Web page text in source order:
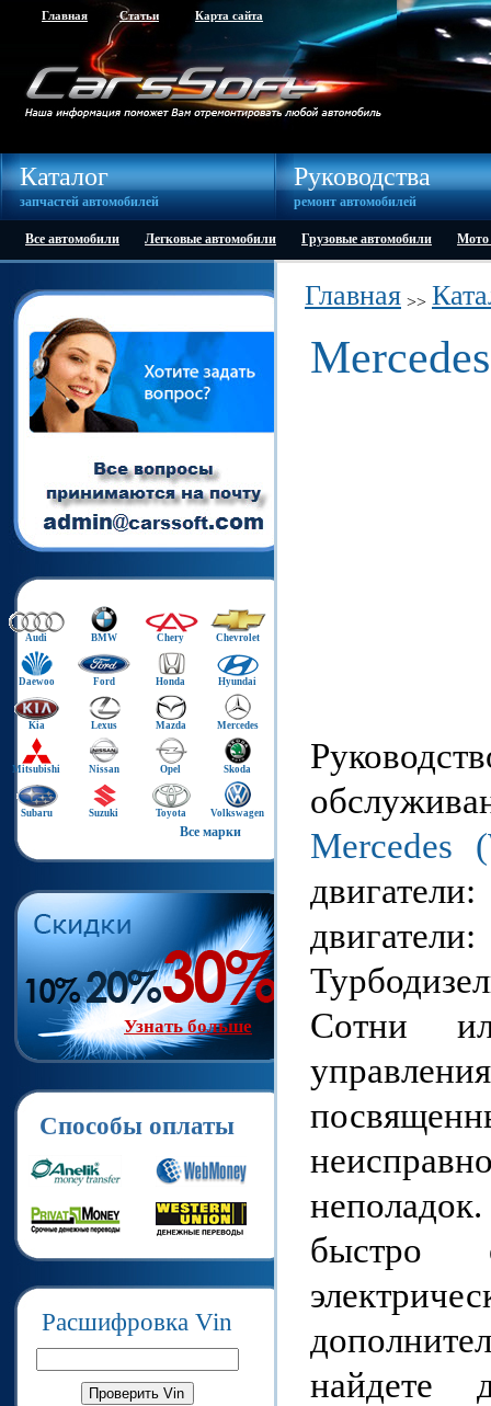
Главная Статьи Карта сайта
Каталог
запчастей автомобилей
Руководства
ремонт автомобилей
Все автомобили Легковые автомобили Грузовые автомобили Мото
Audi BMW Chery Chevrolet
Daewoo Ford Honda Hyundai
Kia Lexus Mazda Mercedes
Mitsubishi Nissan Opel Skoda
Subaru Suzuki Toyota Volkswagen
Все марки
Узнать больше
Способы оплаты
Расшифровка Vin
Главная >>
Mercedes
Сотни
быстро
найдете